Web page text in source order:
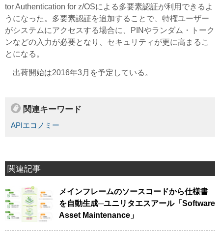
tor Authentication for z/OSによる多要素認証が利用できるよ
うになった。多要素認証を追加することで、特権ユーザー
がシステムにアクセスする場合に、PINやランダム・トーク
ンなどの入力が必要となり、セキュリティが更に高まるこ
とになる。
出荷開始は2016年3月を予定している。
関連キーワード
APIエコノミー
関連記事
メインフレームのソースコードから仕様書
を自動生成─ユニリタエスアール「Software
Asset Maintenance」